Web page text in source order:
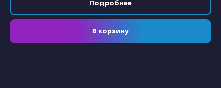
Подробнее
В корзину